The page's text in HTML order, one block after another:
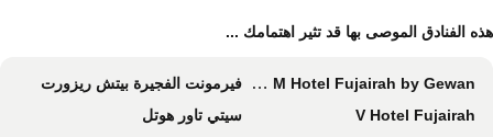
الفنادق الموصى بها قد تثير اهتمامك ...
Royal M Hotel Fujairah by Gewan
فيرمونت الفجيرة بيتش ريزورت
V Hotel Fujairah
سيتي تاور هوتل